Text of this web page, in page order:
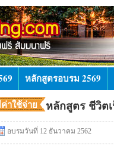
หลักสูตรอบรม 2569
าใช้จ่าย หลักสูตร ชีวิต
อบรมวันที่ 12 ธันวาคม 2562